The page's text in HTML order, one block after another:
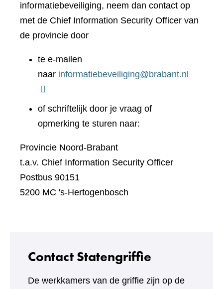
informatiebeveiliging, neem dan contact op
met de Chief Information Security Officer van
de provincie door
te e-mailen
naar informatiebeveiliging@brabant.nl
of schriftelijk door je vraag of
opmerking te sturen naar:
Provincie Noord-Brabant
t.a.v. Chief Information Security Officer
Postbus 90151
5200 MC 's-Hertogenbosch
Contact Statengriffie
De werkkamers van de griffie zijn op de